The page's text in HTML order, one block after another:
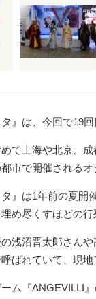
タ』は、今回で19
て上海や北京、
市で開催される
タ』は1年前の夏
め尽くすほどの
浅沼晋太郎さん
ばれていて、現
ム『ANGEVILLI